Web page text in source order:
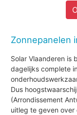
Zonnepanelen
Solar Vlaanderen is
dagelijks complete
Dus
(Arrondissement
uitleg te geven